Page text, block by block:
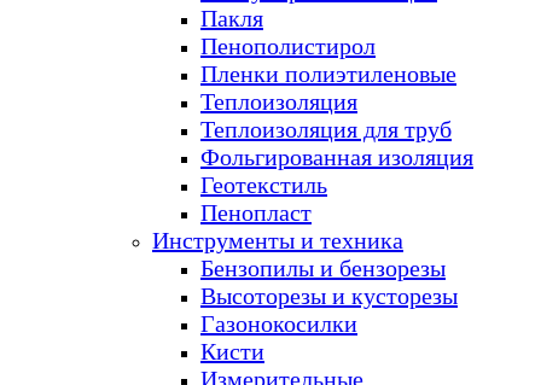
Пакля
Пенополистирол
Пленки полиэтиленовые
Теплоизоляция
Теплоизоляция для труб
Фольгированная изоляция
Геотекстиль
Пенопласт
Инструменты и техника
Бензопилы и бензорезы
Высоторезы и кусторезы
Газонокосилки
Кисти
Измерительные